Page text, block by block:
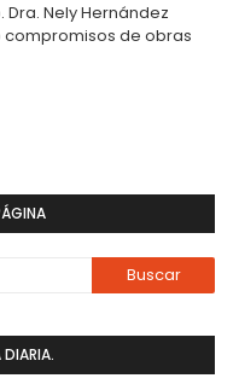
Dra. Nely Hernández
de obras